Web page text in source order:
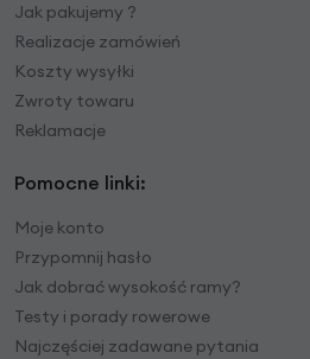
Jak pakujemy ?
Realizacje zamówień
Koszty wysyłki
Zwroty towaru
Reklamacje
Pomocne linki:
Moje konto
Przypomnij hasło
Jak dobrać wysokość ramy?
Testy i porady rowerowe
Najczęściej zadawane pytania